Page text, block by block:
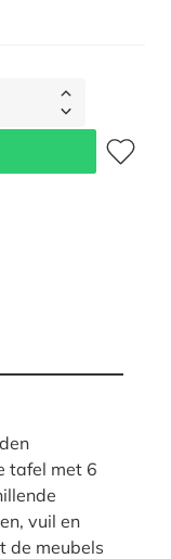
tafel met 6
vuil en
de meubels